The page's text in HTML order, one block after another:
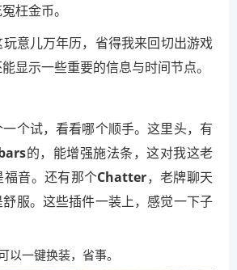
枉金币。
玩意儿万年历，省得我来回切出游戏
显示一些重要的信息与时间节点。
个试，看看哪个顺手。这里头，有
的，能增强施法条，这对我这老
音。还有那个Chatter，老牌聊天
服。这些插件一装上，感觉一下子
以一键换装，省事。